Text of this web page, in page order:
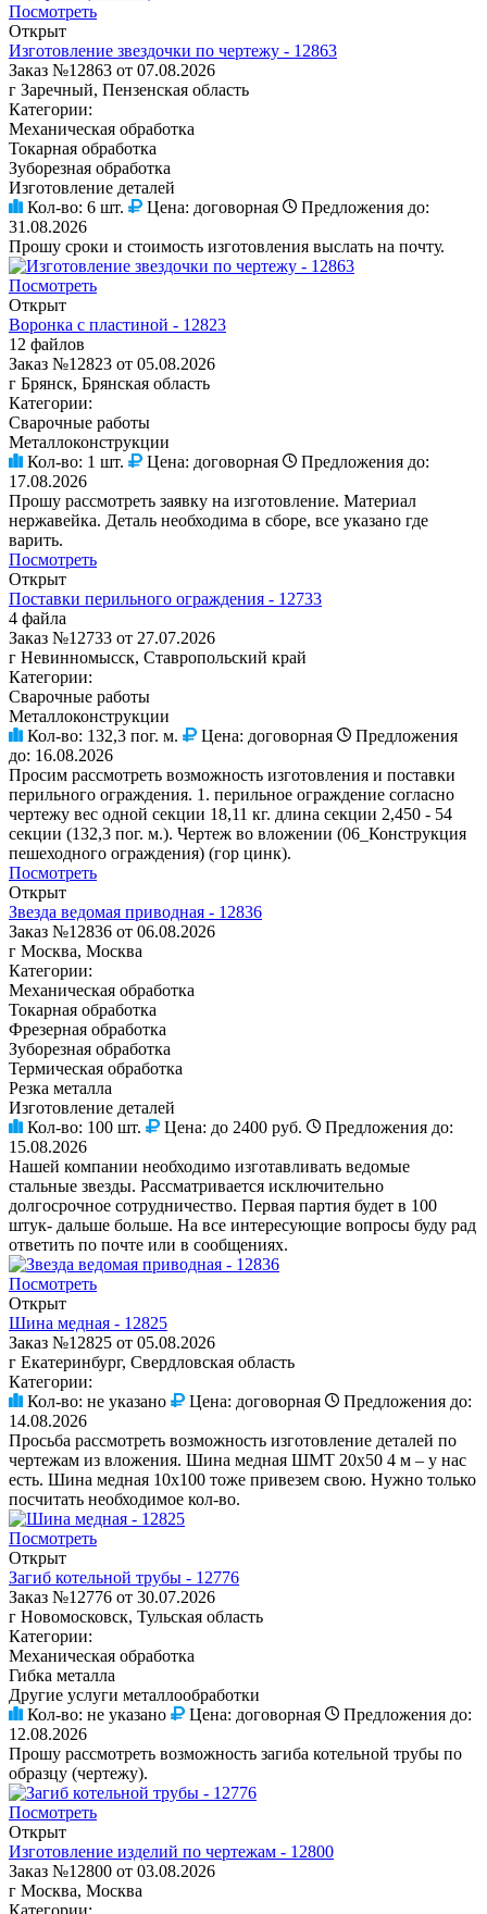
Посмотреть
Открыт
Изготовление звездочки по чертежу - 12863
Заказ №12863 от 07.08.2026
г Заречный, Пензенская область
Категории:
Механическая обработка
Токарная обработка
Зуборезная обработка
Изготовление деталей
Кол-во: 6 шт. Цена: договорная
Предложения до:
31.08.2026
Прошу сроки и стоимость изготовления выслать на почту.
Посмотреть
Открыт
Воронка с пластиной - 12823
12 файлов
Заказ №12823 от 05.08.2026
г Брянск, Брянская область
Категории:
Сварочные работы
Металлоконструкции
Кол-во: 1 шт. Цена: договорная
Предложения до:
17.08.2026
Прошу рассмотреть заявку на изготовление. Материал
нержавейка. Деталь необходима в сборе, все указано где
варить.
Посмотреть
Открыт
Поставки перильного ограждения - 12733
4 файла
Заказ №12733 от 27.07.2026
г Невинномысск, Ставропольский край
Категории:
Сварочные работы
Металлоконструкции
Кол-во: 132,3 пог. м. Цена: договорная
Предложения
до: 16.08.2026
Просим рассмотреть возможность изготовления и поставки
перильного ограждения. 1. перильное ограждение согласно
чертежу вес одной секции 18,11 кг. длина секции 2,450 - 54
секции (132,3 пог. м.). Чертеж во вложении (06_Конструкция
пешеходного ограждения) (гор цинк).
Посмотреть
Открыт
Звезда ведомая приводная - 12836
Заказ №12836 от 06.08.2026
г Москва, Москва
Категории:
Механическая обработка
Токарная обработка
Фрезерная обработка
Зуборезная обработка
Термическая обработка
Резка металла
Изготовление деталей
Кол-во: 100 шт. Цена: до 2400 руб.
Предложения до:
15.08.2026
Нашей компании необходимо изготавливать ведомые
стальные звезды. Рассматривается исключительно
долгосрочное сотрудничество. Первая партия будет в 100
штук- дальше больше. На все интересующие вопросы буду рад
ответить по почте или в сообщениях.
Посмотреть
Открыт
Шина медная - 12825
Заказ №12825 от 05.08.2026
г Екатеринбург, Свердловская область
Категории:
Кол-во: не указано Цена: договорная
Предложения до:
14.08.2026
Просьба рассмотреть возможность изготовление деталей по
чертежам из вложения. Шина медная ШМТ 20х50 4 м – у нас
есть. Шина медная 10х100 тоже привезем свою. Нужно только
посчитать необходимое кол-во.
Посмотреть
Открыт
Загиб котельной трубы - 12776
Заказ №12776 от 30.07.2026
г Новомосковск, Тульская область
Категории:
Механическая обработка
Гибка металла
Другие услуги металлообработки
Кол-во: не указано Цена: договорная
Предложения до:
12.08.2026
Прошу рассмотреть возможность загиба котельной трубы по
образцу (чертежу).
Посмотреть
Открыт
Изготовление изделий по чертежам - 12800
Заказ №12800 от 03.08.2026
г Москва, Москва
Категории: